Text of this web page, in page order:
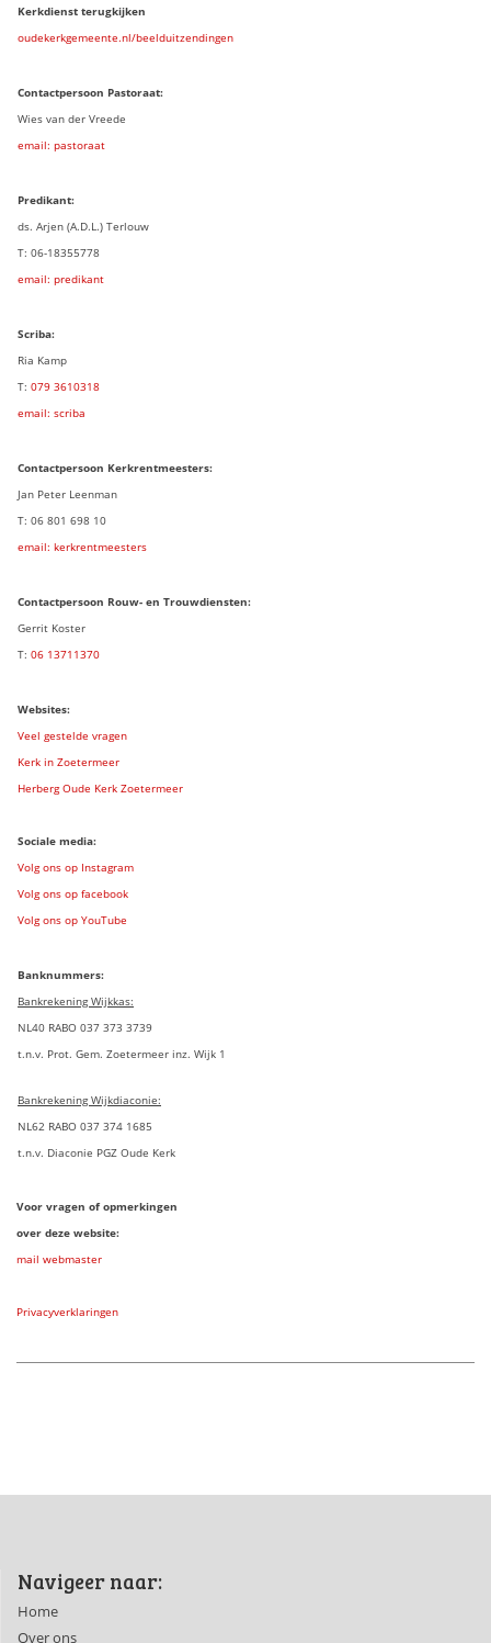
Kerkdienst terugkijken
oudekerkgemeente.nl/beelduitzendingen
Contactpersoon Pastoraat:
Wies van der Vreede
email: pastoraat
Predikant:
ds. Arjen (A.D.L.) Terlouw
T: 06-18355778
email: predikant
Scriba:
Ria Kamp
T: 079 3610318
email: scriba
Contactpersoon Kerkrentmeesters:
Jan Peter Leenman
T: 06 801 698 10
email: kerkrentmeesters
Contactpersoon Rouw- en Trouwdiensten:
Gerrit Koster
T: 06 13711370
Websites:
Veel gestelde vragen
Kerk in Zoetermeer
Herberg Oude Kerk Zoetermeer
Sociale media:
Volg ons op Instagram
Volg ons op facebook
Volg ons op YouTube
Banknummers:
Bankrekening Wijkkas:
NL40 RABO 037 373 3739
t.n.v. Prot. Gem. Zoetermeer inz. Wijk 1
Bankrekening Wijkdiaconie:
NL62 RABO 037 374 1685
t.n.v. Diaconie PGZ Oude Kerk
Voor vragen of opmerkingen
over deze website:
mail webmaster
Privacyverklaringen
Navigeer naar:
Home
Over ons